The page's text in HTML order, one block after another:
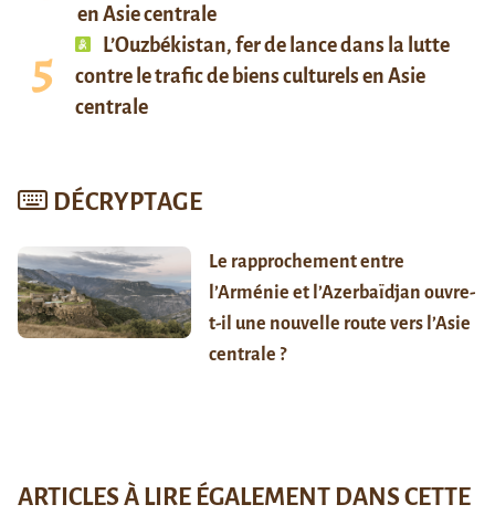
en Asie centrale
L’Ouzbékistan, fer de lance dans la lutte
contre le trafic de biens culturels en Asie
centrale
DÉCRYPTAGE
Le rapprochement entre
l’Arménie et l’Azerbaïdjan ouvre-
t-il une nouvelle route vers l’Asie
centrale ?
ARTICLES À LIRE ÉGALEMENT DANS CETTE